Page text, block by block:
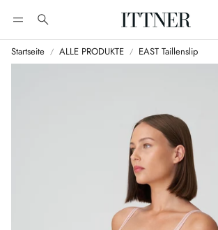
Suche
Startseite ALLE PRODUKTE EAST Taillenslip